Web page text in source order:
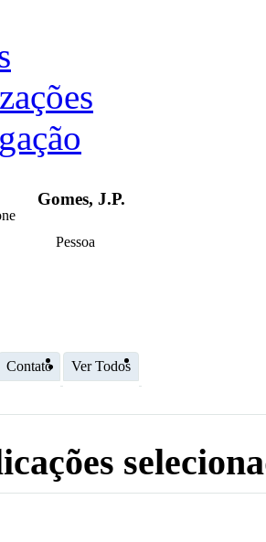
Gomes, J.P.
Pessoa
Contato Ver Todos